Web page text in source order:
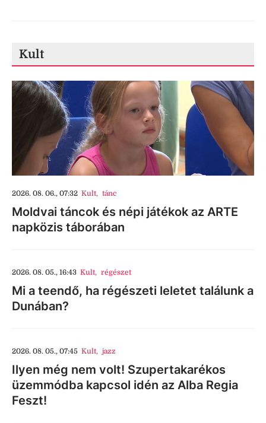
Kult
2026. 08. 06., 07:32 Kult, tánc
Moldvai táncok és népi játékok az ARTE
napközis táborában
2026. 08. 05., 16:43 Kult, régészet
Mi a teendő, ha régészeti leletet találunk a
Dunában?
2026. 08. 05., 07:45 Kult, jazz
Ilyen még nem volt! Szupertakarékos
üzemmódba kapcsol idén az Alba Regia
Feszt!